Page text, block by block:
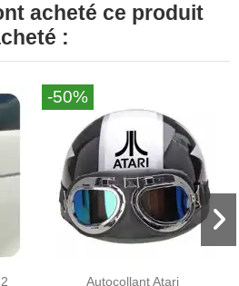
acheté ce produit
:
-50%
Autocollant Atari